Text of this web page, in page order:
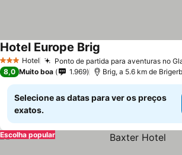
3 EstrelasHotel Ponto de partida para aventuras no
Hotel Europe Brig
8,0 Muito boa 1.969 Brig, a 5.6 km de
Selecione as datas para ver os preços
exatos.
Escolha popular